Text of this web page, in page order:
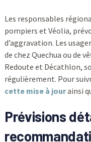
Les responsables
pompiers et Véolia,
d’aggravation. Les
de chez Quechua ou de
Redoute et Décathlon,
régulièrement. Pour
cette mise à jourainsi
Prévisions